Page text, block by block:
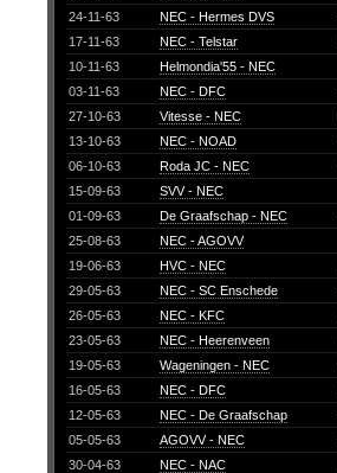
24-11-63
NEC - Hermes DVS
17-11-63
NEC - Telstar
10-11-63
Helmondia'55 - NEC
03-11-63
NEC - DFC
27-10-63
Vitesse - NEC
13-10-63
NEC - NOAD
06-10-63
Roda JC - NEC
15-09-63
SVV - NEC
01-09-63
De Graafschap - NEC
25-08-63
NEC - AGOVV
19-06-63
HVC - NEC
29-05-63
NEC - SC Enschede
26-05-63
NEC - KFC
23-05-63
NEC - Heerenveen
19-05-63
Wageningen - NEC
16-05-63
NEC - DFC
12-05-63
NEC - De Graafschap
05-05-63
AGOVV - NEC
30-04-63
NEC - NAC